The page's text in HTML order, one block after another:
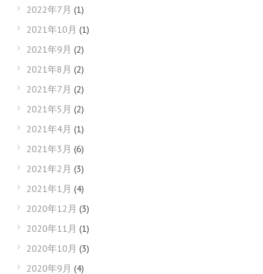
2022年7月 (1)
2021年10月 (1)
2021年9月 (2)
2021年8月 (2)
2021年7月 (2)
2021年5月 (2)
2021年4月 (1)
2021年3月 (6)
2021年2月 (3)
2021年1月 (4)
2020年12月 (3)
2020年11月 (1)
2020年10月 (3)
2020年9月 (4)